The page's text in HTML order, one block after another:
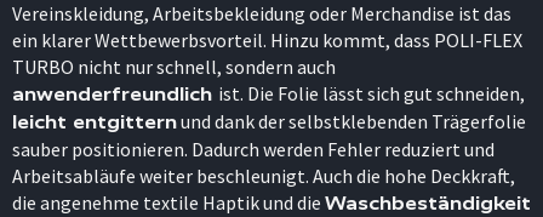
Vereinskleidung, Arbeitsbekleidung oder Merchandise ist das
ein klarer Wettbewerbsvorteil. Hinzu kommt, dass POLI-FLEX
TURBO nicht nur schnell, sondern auch
anwenderfreundlich ist. Die Folie lässt sich gut schneiden,
leicht entgitternund dank der selbstklebenden Trägerfolie
sauber positionieren. Dadurch werden Fehler reduziert und
Arbeitsabläufe weiter beschleunigt. Auch die hohe Deckkraft,
die angenehme textile Haptik und die Waschbeständigkeit